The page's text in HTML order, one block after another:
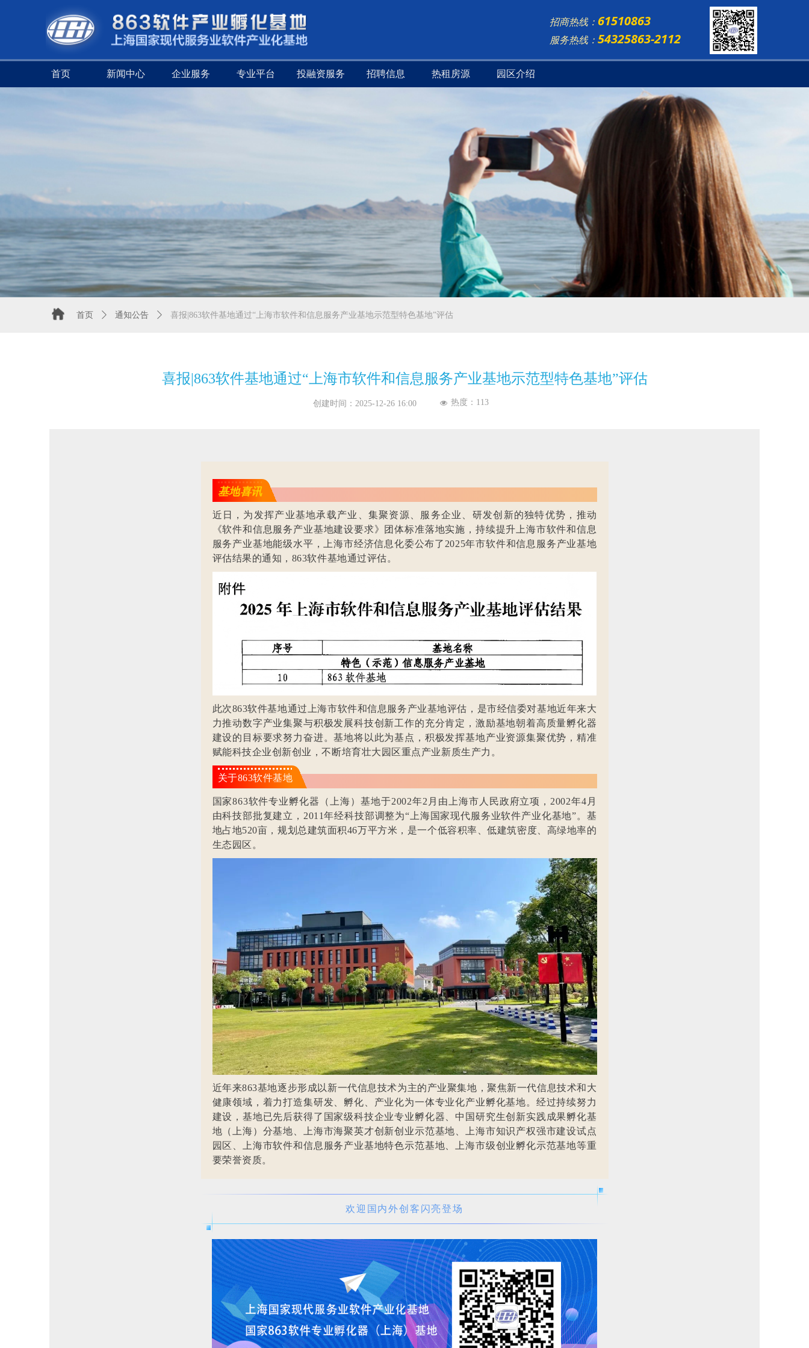
招商热线： 61510863
服务热线： 54325863-2112
首页 新闻中心 企业服务 专业平台 投融资服务 招聘信息 热租房源 园区介绍
喜报|863软件基地通过“上海市软件和信息服务产业基地示范型特色基地”评估
首页 ꄲ 通知公告 ꄲ 喜报|863软件基地通过“上海市软件和信息服务产业基地示范型特色基地”评估
基地喜讯
近日，为发挥产业基地承载产业、集聚资源、服务企业、研发创新的独特优势，推动
《软件和信息服务产业基地建设要求》团体标准落地实施，持续提升上海市软件和信息
服务产业基地能级水平，上海市经济信息化委公布了2025年市软件和信息服务产业基地
评估结果的通知，863软件基地通过评估。
此次863软件基地通过上海市软件和信息服务产业基地评估，是市经信委对基地近年来大
力推动数字产业集聚与积极发展科技创新工作的充分肯定，激励基地朝着高质量孵化器
建设的目标要求努力奋进。基地将以此为基点，积极发挥基地产业资源集聚优势，精准
赋能科技企业创新创业，不断培育壮大园区重点产业新质生产力。
关于863软件基地
国家863软件专业孵化器（上海）基地于2002年2月由上海市人民政府立项，2002年4月
由科技部批复建立，2011年经科技部调整为“上海国家现代服务业软件产业化基地”。基
地占地520亩，规划总建筑面积46万平方米，是一个低容积率、低建筑密度、高绿地率的
生态园区。
近年来863基地逐步形成以新一代信息技术为主的产业聚集地，聚焦新一代信息技术和大
健康领域，着力打造集研发、孵化、产业化为一体专业化产业孵化基地。经过持续努力
建设，基地已先后获得了国家级科技企业专业孵化器、中国研究生创新实践成果孵化基
地（上海）分基地、上海市海聚英才创新创业示范基地、上海市知识产权强市建设试点
园区、上海市软件和信息服务产业基地特色示范基地、上海市级创业孵化示范基地等重
要荣誉资质。
欢迎国内外创客闪亮登场
创建时间： 2025-12-26 16:00 넶 热度： 113